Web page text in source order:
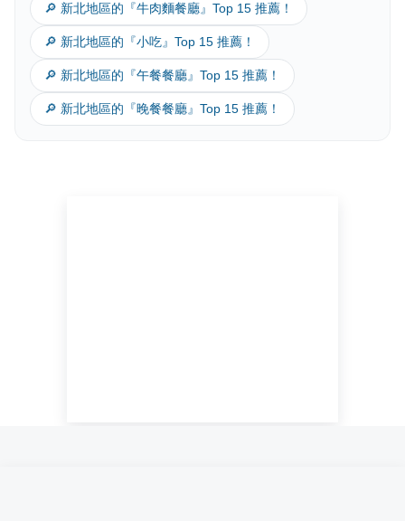
🔎 新北地區的『牛肉麵餐廳』Top 15 推薦！
🔎 新北地區的『小吃』Top 15 推薦！
🔎 新北地區的『午餐餐廳』Top 15 推薦！
🔎 新北地區的『晚餐餐廳』Top 15 推薦！